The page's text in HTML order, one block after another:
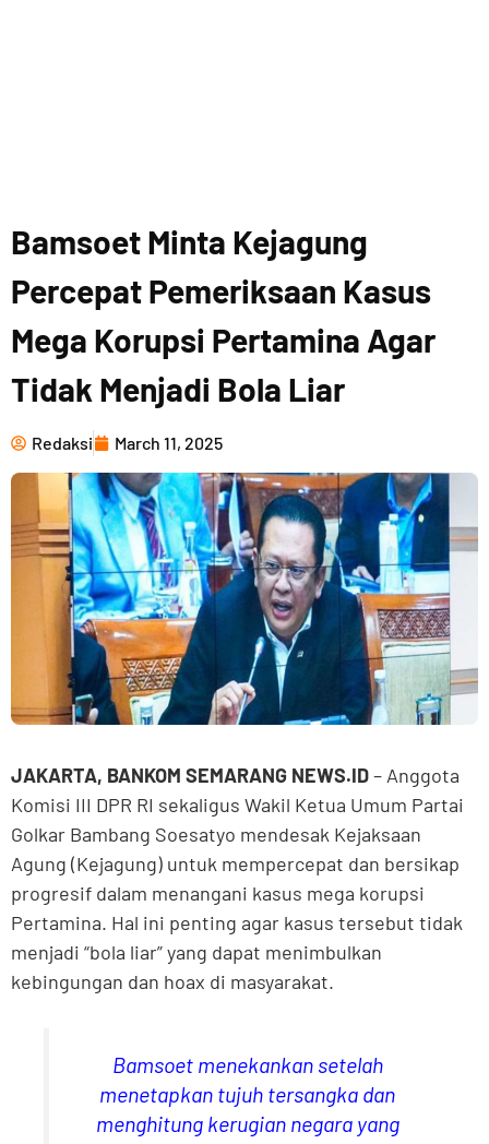
Bamsoet Minta Kejagung
Percepat Pemeriksaan Kasus
Mega Korupsi Pertamina Agar
Tidak Menjadi Bola Liar
Redaksi March 11, 2025
JAKARTA, BANKOM SEMARANG NEWS.ID– Anggota
Komisi III DPR RI sekaligus Wakil Ketua Umum Partai
Golkar Bambang Soesatyo mendesak Kejaksaan
Agung (Kejagung) untuk mempercepat dan bersikap
progresif dalam menangani kasus mega korupsi
Pertamina. Hal ini penting agar kasus tersebut tidak
menjadi “bola liar” yang dapat menimbulkan
kebingungan dan hoax di masyarakat.
Bamsoet menekankan setelah
menetapkan tujuh tersangka dan
menghitung kerugian negara yang